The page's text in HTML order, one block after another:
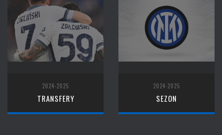
2024-2025
TRANSFERY
2024-2025
SEZON